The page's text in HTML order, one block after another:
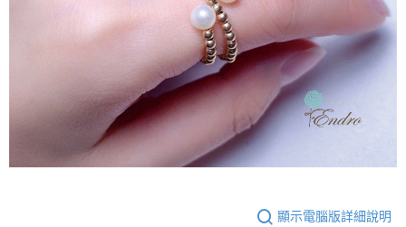
顯示電腦版詳細說明